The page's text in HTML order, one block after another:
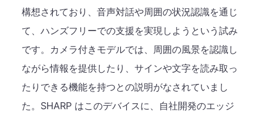
構想されており、音声対話や周囲の状況認識を通じ
て、ハンズフリーでの支援を実現しようという試み
です。カメラ付きモデルでは、周囲の風景を認識し
ながら情報を提供したり、サインや文字を読み取っ
たりできる機能を持つとの説明がなされていまし
た。SHARP はこのデバイスに、自社開発のエッジ